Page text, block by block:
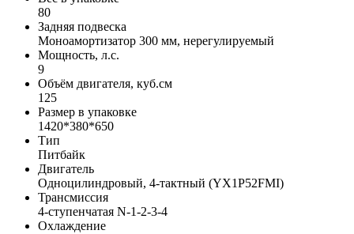
80
Задняя подвеска
Моноамортизатор 300 мм, нерегулируемый
Мощность, л.с.
9
Объём двигателя, куб.см
125
Размер в упаковке
1420*380*650
Тип
Питбайк
Двигатель
Одноцилиндровый, 4-тактный (YX1P52FMI)
Трансмиссия
4-ступенчатая N-1-2-3-4
Охлаждение